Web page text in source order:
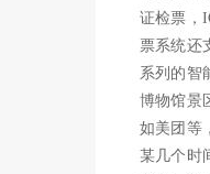
证检票，
票系统还
系列的智
博物馆景
如美团等
某几个时